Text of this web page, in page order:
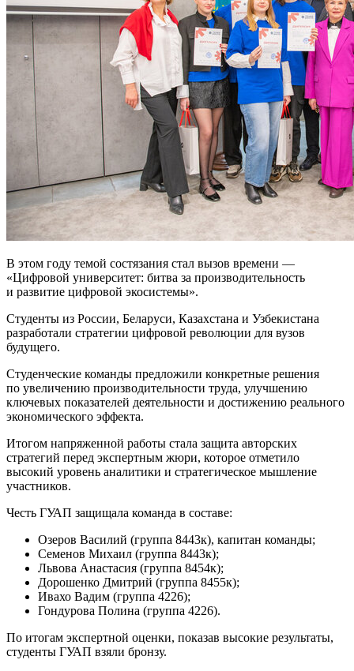
В этом году темой состязания стал вызов времени —
«Цифровой университет: битва за производительность
и развитие цифровой экосистемы».
Студенты из России, Беларуси, Казахстана и Узбекистана
разработали стратегии цифровой революции для вузов
будущего.
Студенческие команды предложили конкретные решения
по увеличению производительности труда, улучшению
ключевых показателей деятельности и достижению реального
экономического эффекта.
Итогом напряженной работы стала защита авторских
стратегий перед экспертным жюри, которое отметило
высокий уровень аналитики и стратегическое мышление
участников.
Честь ГУАП защищала команда в составе:
Озеров Василий (группа 8443к), капитан команды;
Семенов Михаил (группа 8443к);
Львова Анастасия (группа 8454к);
Дорошенко Дмитрий (группа 8455к);
Ивахо Вадим (группа 4226);
Гондурова Полина (группа 4226).
По итогам экспертной оценки, показав высокие результаты,
студенты ГУАП взяли бронзу.